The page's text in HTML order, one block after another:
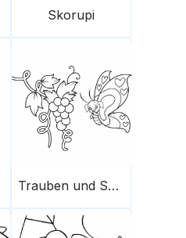
Skorupi
Trauben und Schmetterling